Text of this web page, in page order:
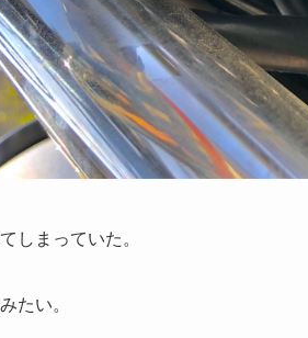
しまっていた。
たい。